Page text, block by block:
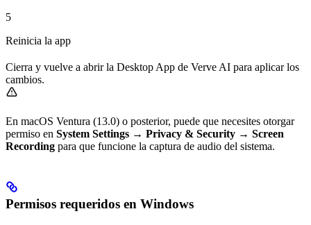
5
Reinicia la app
Cierra y vuelve a abrir la Desktop App de Verve AI para aplicar los
cambios.
En macOS Ventura (13.0) o posterior, puede que necesites otorgar
permiso en System Settings → Privacy & Security → Screen
Recording para que funcione la captura de audio del sistema.
Permisos requeridos en Windows